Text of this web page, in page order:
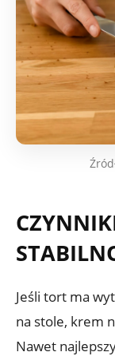
Jeśli tort ma
na stole, krem
Nawet